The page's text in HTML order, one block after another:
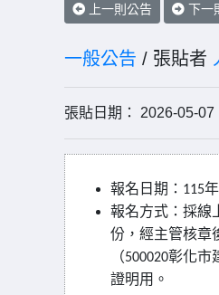
上一則公告 下一
一般公告 / 張貼者
張貼日期： 2026-05-
報名日期： 115年
報名方式：採線
份，經主管核章
（500020彰化市
證明用。